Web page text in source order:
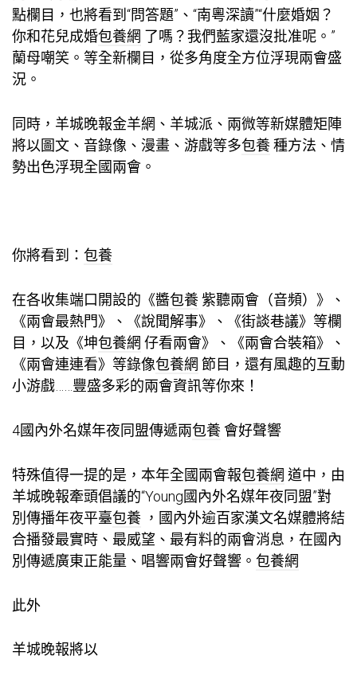
點欄目，也將看到“問答題”、“南粵深讀”“什麼婚姻？
你和花兒成婚包養網 了嗎？我們藍家還沒批准呢。”
蘭母嘲笑。等全新欄目，從多角度全方位浮現兩會盛
況。
同時，羊城晚報金羊網、羊城派、兩微等新媒體矩陣
將以圖文、音錄像、漫畫、游戲等多包養種方法、情
勢出色浮現全國兩會。
你將看到： 包養
在各收集端口開設的《醬包養紫聽兩會（音頻）》、
《兩會最熱門》、《說聞解事》、《街談巷議》等欄
目，以及《坤包養網 仔看兩會》、《兩會合裝箱》、
《兩會連連看》等錄像包養網 節目，還有風趣的互動
小游戲……豐盛多彩的兩會資訊等你來！
4國內外名媒年夜同盟傳遞兩包養會好聲響
特殊值得一提的是，本年全國兩會報包養網 道中，由
羊城晚報牽頭倡議的“Young國內外名媒年夜同盟”對
別傳播年夜平臺包養 ，國內外逾百家漢文名媒體將結
合播發最實時、最威望、最有料的兩會消息，在國內
別傳遞廣東正能量、唱響兩會好聲響。 包養網
此外
羊城晚報將以